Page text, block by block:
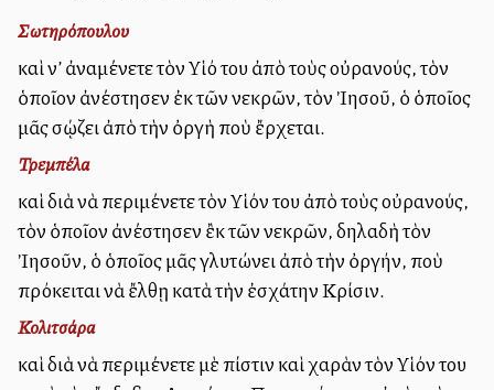
Σωτηρόπουλου
καὶ ν’ ἀναμένετε τὸν Υἱό του ἀπὸ τοὺς οὐρανούς, τὸν
ὁποῖον ἀνέστησεν ἐκ τῶν νεκρῶν, τὸν Ἰησοῦ, ὁ ὁποῖος
μᾶς σῴζει ἀπὸ τὴν ὀργὴ ποὺ ἔρχεται.
Τρεμπέλα
καὶ διὰ νὰ περιμένετε τὸν Υἱόν του ἀπὸ τοὺς οὐρανούς,
τὸν ὁποῖον ἀνέστησεν ἒκ τῶν νεκρῶν, δηλαδὴ τὸν
Ἰησοῦν, ὁ ὁποῖος μᾶς γλυτώνει ἀπὸ τὴν ὀργήν, ποὺ
πρόκειται νὰ ἔλθῃ κατὰ τὴν ἐσχάτην Κρίσιν.
Κολιτσάρα
καὶ διὰ νὰ περιμένετε μὲ πίστιν καὶ χαρὰν τὸν Υἱόν του